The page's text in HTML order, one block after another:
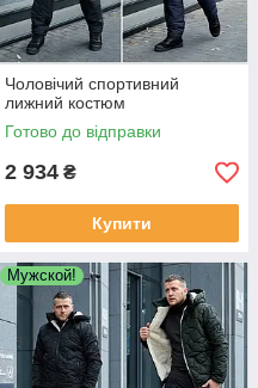
Чоловічий спортивний
лижний костюм
Готово до відправки
2 934 ₴
Купити
Мужской!